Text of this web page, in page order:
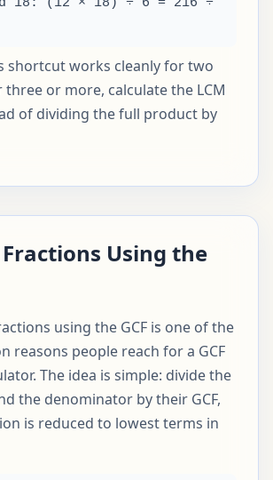
shortcut works cleanly for two
three or more, calculate the LCM
of dividing the full product by
Using the
using the GCF is one of the
reasons people reach for a GCF
The idea is simple: divide the
the denominator by their GCF,
is reduced to lowest terms in